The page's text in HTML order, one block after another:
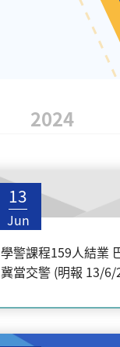
2024
13
Jun
學警課程159人結業
冀當交警 (明報 13/6/